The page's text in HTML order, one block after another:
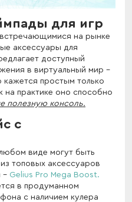
для игр
на рынке
аксессуары для
доступный
в виртуальный мир -
кажется простым только
на практике оно способно
полезную консоль.
с
виде могут быть
топовых аксессуаров
- Gelius Pro Mega Boost.
в продуманном
с наличием кулера